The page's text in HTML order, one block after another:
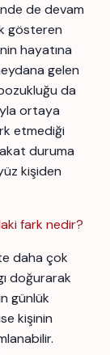
de devam
gösteren
hayatına
gelen
da
ortaya
etmediği
duruma
kişiden
fark nedir?
daha çok
doğurarak
günlük
kişinin